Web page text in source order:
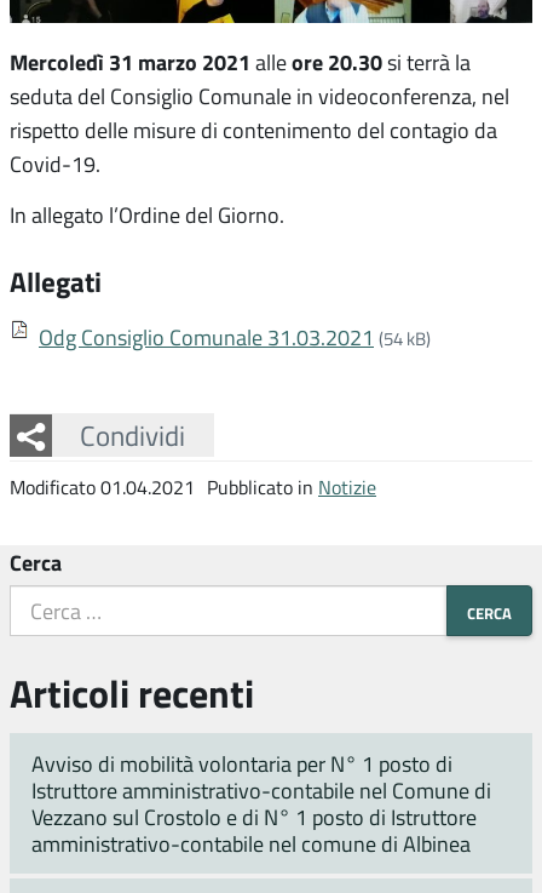
Mercoledì 31 marzo 2021 alleore 20.30si terrà la
seduta del Consiglio Comunale in videoconferenza, nel
rispetto delle misure di contenimento del contagio da
Covid-19.
In allegato l’Ordine del Giorno.
Allegati
Odg Consiglio Comunale 31.03.2021 (54 kB)
Condividi
Facebook
Twitter
Whatsapp
Modificato 01.04.2021 Pubblicato in Notizie
Cerca
Articoli recenti
Avviso di mobilità volontaria per N° 1 posto di
Istruttore amministrativo-contabile nel Comune di
Vezzano sul Crostolo e di N° 1 posto di Istruttore
amministrativo-contabile nel comune di Albinea